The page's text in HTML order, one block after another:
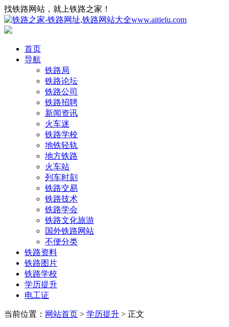
找铁路网站，就上铁路之家！
首页
导航
铁路局
铁路论坛
铁路公司
铁路招聘
新闻资讯
火车迷
铁路学校
地铁轻轨
地方铁路
火车站
列车时刻
铁路交易
铁路技术
铁路学会
铁路文化旅游
国外铁路网站
不便分类
铁路资料
铁路图片
铁路学校
学历提升
电工证
当前位置： 网站首页 > 学历提升 > 正文